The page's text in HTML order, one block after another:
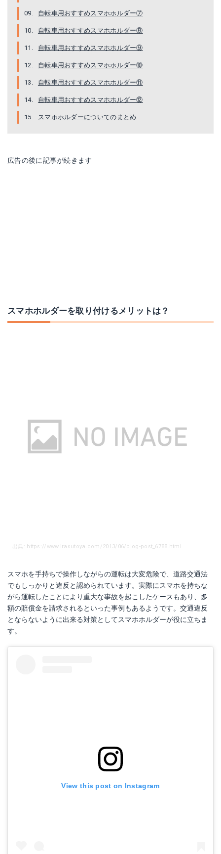
自転車用おすすめスマホホルダー⑦
自転車用おすすめスマホホルダー⑧
自転車用おすすめスマホホルダー⑨
自転車用おすすめスマホホルダー⑩
自転車用おすすめスマホホルダー⑪
自転車用おすすめスマホホルダー⑫
スマホホルダーについてのまとめ
広告の後に記事が続きます
Amazonで詳細を見る
楽天で詳細を見る
Amazonで詳細を見る
スマホホルダーを取り付けるメリットは？
出典: https://www.irasutoya.com/2013/06/blog-post_6788.html
スマホを手持ちで操作しながらの運転は大変危険で、道路交通法
でもしっかりと違反と認められています。実際にスマホを持ちな
がら運転したことにより重大な事故を起こしたケースもあり、多
額の賠償金を請求されるといった事例もあるようです。交通違反
とならないように出来る対策としてスマホホルダーが役に立ちま
す。
View this post on Instagram